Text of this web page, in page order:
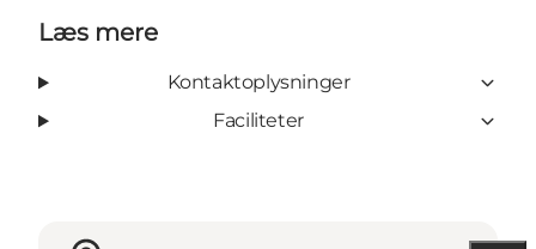
Læs mere
Kontaktoplysninger
Faciliteter